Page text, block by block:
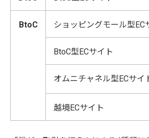
BtoC ショッピングモール型EC
BtoC型ECサイト
オムニチャネル型ECサイ
越境ECサイト